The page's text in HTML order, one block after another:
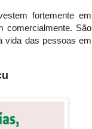
fortemente em
comercialmente. São
vida das pessoas em